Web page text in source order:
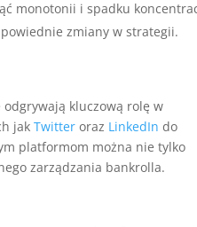
monotonii i spadku
zmiany w strategii.
kluczową rolę w
jakTwitter oraz LinkedIn do
platformom można nie tylko
zarządzania bankrolla.